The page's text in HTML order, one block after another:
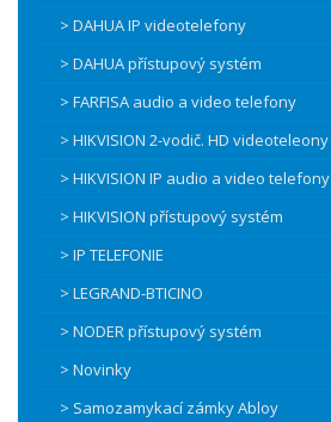
> DAHUA IP videotelefony
> DAHUA přístupový systém
> FARFISA audio a video telefony
> HIKVISION 2-vodič. HD videoteleony
> HIKVISION IP audio a video telefony
> HIKVISION přístupový systém
> IP TELEFONIE
> LEGRAND-BTICINO
> NODER přístupový systém
> Novinky
> Samozamykací zámky Abloy